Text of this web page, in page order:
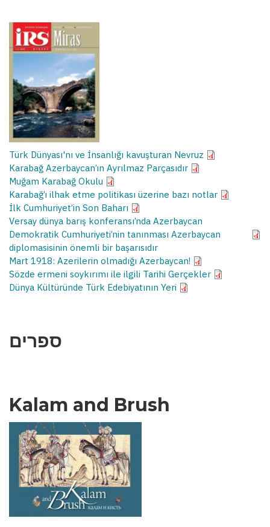
Türk Dünyası'nı ve İnsanlığı kavuşturan Nevruz
Karabağ Azerbaycan’ın Ayrılmaz Parçasıdır
Muğam Karabağ Okulu
Karabağ’ı ilhak etme politikası üzerine bazı notlar
İlk Cumhuriyet’in Son Baharı
Versay dünya barış konferansı’nda Azerbaycan
Demokratik Cumhuriyeti’nin tanınması Azerbaycan
diplomasisinin önemli bir başarısıdır
Mart 1918: Azerilerin olmadığı Azerbaycan!
Sözde ermeni soykırımı ile ilgili Tarihi Gerçekler
Dünya Kültüründe Türk Edebiyatının Yeri
ספרים
Kalam and Brush